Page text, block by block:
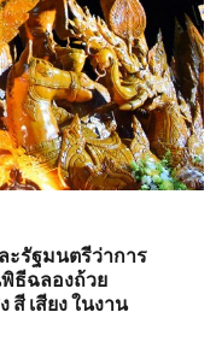
รัฐมนตรีว่าการ
ธีฉลองถ้วย
เสียง ในงาน